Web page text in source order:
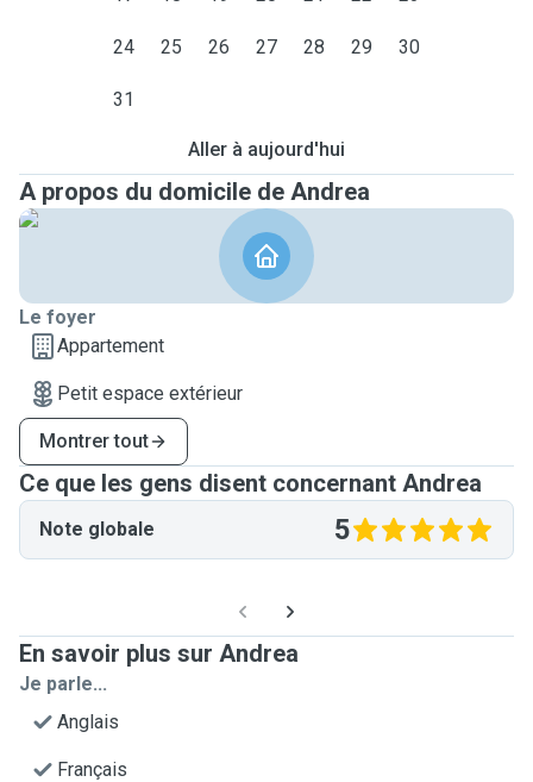
24 25 26 27 28 29 30
31
Aller à aujourd'hui
A propos du domicile de Andrea
Le foyer
Appartement
Petit espace extérieur
Montrer tout
Ce que les gens disent concernant Andrea
Note globale 5
En savoir plus sur Andrea
Je parle...
Anglais
Français